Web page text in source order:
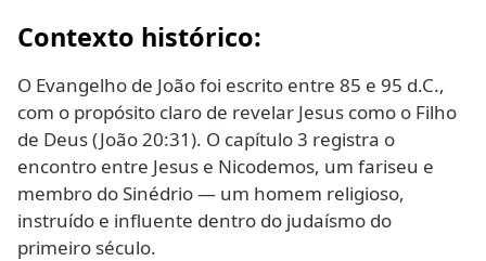
Contexto histórico:
O Evangelho de João foi escrito entre 85 e 95 d.C.,
com o propósito claro de revelar Jesus como o Filho
de Deus (João 20:31). O capítulo 3 registra o
encontro entre Jesus e Nicodemos, um fariseu e
membro do Sinédrio — um homem religioso,
instruído e influente dentro do judaísmo do
primeiro século.